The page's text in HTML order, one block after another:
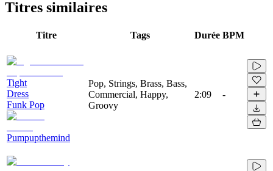
Titres similaires
Titre Tags Durée BPM
Tight
Dress
Funk Pop
Pumpupthemind
Pop, Strings, Brass, Bass,
Commercial, Happy,
Groovy
2:09 -